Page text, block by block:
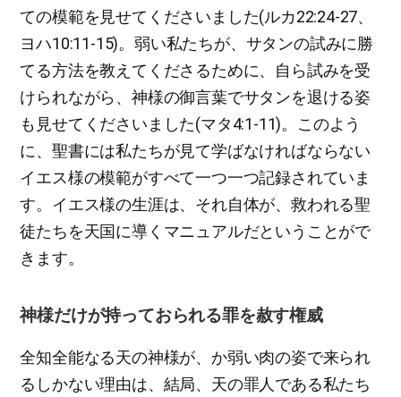
ての模範を見せてくださいました(ルカ22:24-27、
ヨハ10:11-15)。弱い私たちが、サタンの試みに勝
てる方法を教えてくださるために、自ら試みを受
けられながら、神様の御言葉でサタンを退ける姿
も見せてくださいました(マタ4:1-11)。このよう
に、聖書には私たちが見て学ばなければならない
イエス様の模範がすべて一つ一つ記録されていま
す。イエス様の生涯は、それ自体が、救われる聖
徒たちを天国に導くマニュアルだということがで
きます。
神様だけが持っておられる罪を赦す権威
全知全能なる天の神様が、か弱い肉の姿で来られ
るしかない理由は、結局、天の罪人である私たち